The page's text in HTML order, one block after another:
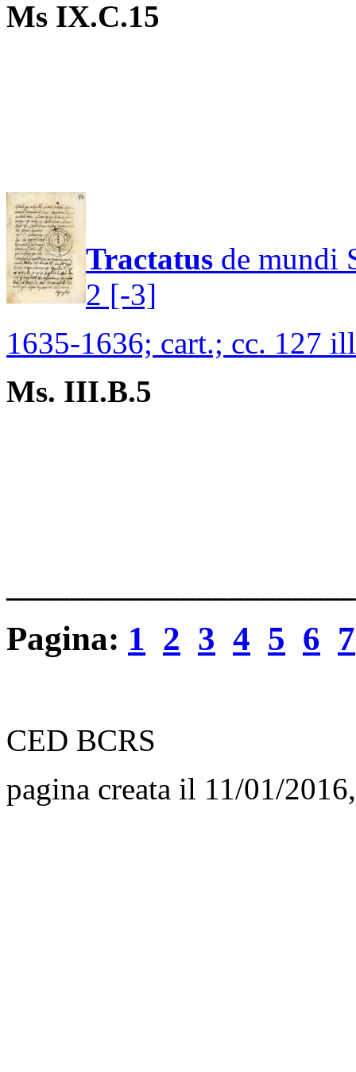
Ms IX.C.15
Tractatus de mundi
2 [-3]
1635-1636; cart.; cc. 127
Ms. III.B.5
Pagina: 1 2 3 4 5 6 7
CED BCRS
pagina creata il 11/01/